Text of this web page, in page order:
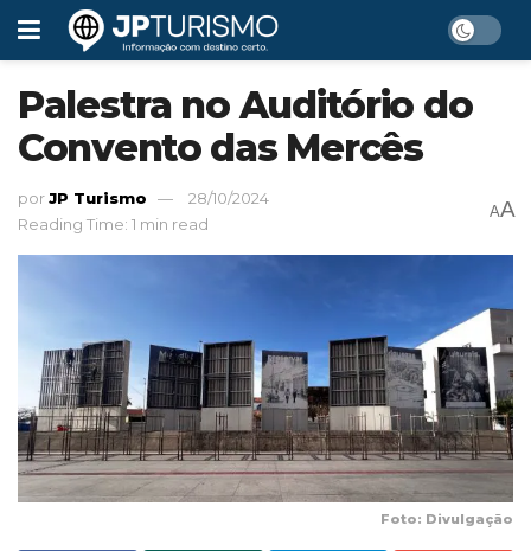
Palestra no Auditório do
Convento das Mercês
porJP Turismo
28/10/2024
Reading Time: 1 min read
AA
Foto: Divulgação